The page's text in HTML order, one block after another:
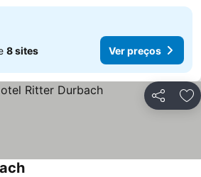
8 sites Ver preços
Partilhar